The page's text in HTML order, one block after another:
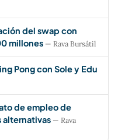
del swap con
millones — Rava Bursátil
Pong con Sole y Edu
de empleo de
alternativas — Rava